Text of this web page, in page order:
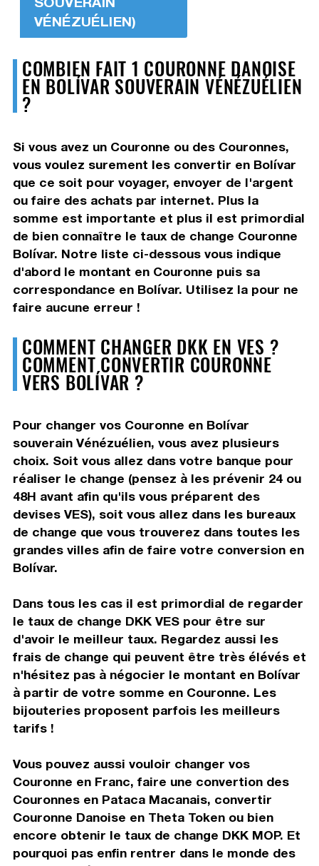
VÉNÉZUÉLIEN)
COMBIEN FAIT 1 COURONNE DANOISE
EN BOLÍVAR SOUVERAIN VÉNÉZUÉLIEN
?
Si vous avez un Couronne ou des Couronnes,
vous voulez surement les convertir en Bolívar
que ce soit pour voyager, envoyer de l'argent
ou faire des achats par internet. Plus la
somme est importante et plus il est primordial
de bien connaître le taux de change Couronne
Bolívar. Notre liste ci-dessous vous indique
d'abord le montant en Couronne puis sa
correspondance en Bolívar. Utilisez la pour ne
faire aucune erreur !
COMMENT CHANGER DKK EN VES ?
COMMENT CONVERTIR COURONNE
VERS BOLÍVAR ?
Pour changer vos Couronne en Bolívar
souverain Vénézuélien, vous avez plusieurs
choix. Soit vous allez dans votre banque pour
réaliser le change (pensez à les prévenir 24 ou
48H avant afin qu'ils vous préparent des
devises VES), soit vous allez dans les bureaux
de change que vous trouverez dans toutes les
grandes villes afin de faire votre conversion en
Bolívar.
Dans tous les cas il est primordial de regarder
le taux de change DKK VES pour être sur
d'avoir le meilleur taux. Regardez aussi les
frais de change qui peuvent être très élévés et
n'hésitez pas à négocier le montant en Bolívar
à partir de votre somme en Couronne. Les
bijouteries proposent parfois les meilleurs
tarifs !
Vous pouvez aussi vouloir changer vos
Couronne en Franc, faire une convertion des
Couronnes en Pataca Macanais, convertir
Couronne Danoise en Theta Token ou bien
encore obtenir le taux de change DKK MOP. Et
pourquoi pas enfin rentrer dans le monde des